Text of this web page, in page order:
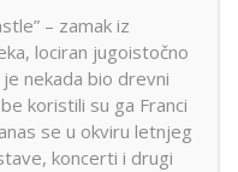
– zamak iz
lociran jugoistočno
nekada bio drevni
koristili su ga Franci
se u okviru letnjeg
koncerti i drugi